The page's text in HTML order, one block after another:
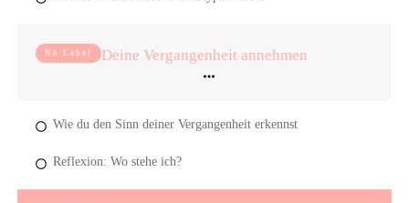
No Label Deine Vergangenheit annehmen
Wie du den Sinn deiner Vergangenheit erkennst
Reflexion: Wo stehe ich?